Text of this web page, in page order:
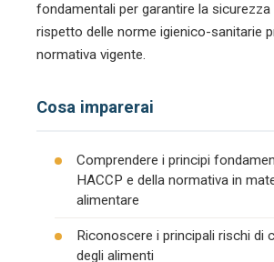
fondamentali per garantire la sicurezza
rispetto delle norme igienico-sanitarie
normativa vigente.
Cosa imparerai
Comprendere i principi
HACCP e della normativa in
alimentare
Riconoscere i principali rischi di
degli alimenti